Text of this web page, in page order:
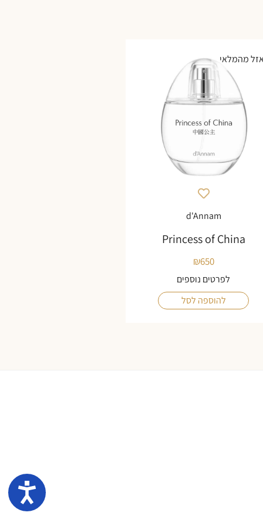
מהמלאי
d'Annam
Princess of China
₪650
לפרטים נוספים
להוספה לסל